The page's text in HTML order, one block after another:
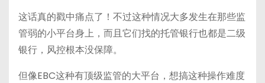
这话真的戳中痛点了！不过这种情况大多发生在那些监
管弱的小平台身上，而且它们找的托管银行也都是二级
银行，风控根本没保障。
但像EBC这种有顶级监管的大平台，想搞这种操作难度